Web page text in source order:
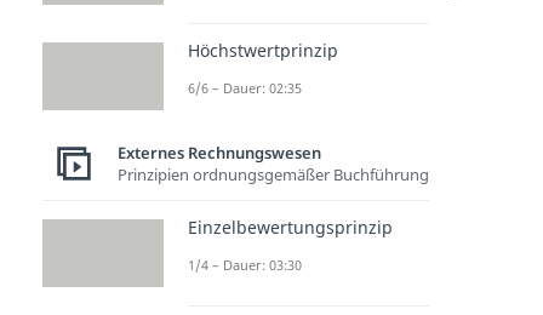
Dauer: 02:40
Bilanzverlängerung &
Bilanzanalyse
Dauer: 05:04
Dauer: 03:29
Anlagenspiegel
Höchstwertprinzip
6/6 – Dauer: 02:35
Externes Rechnungswesen
Prinzipien ordnungsgemäßer Buchführung
Einzelbewertungsprinzip
1/4 – Dauer: 03:30